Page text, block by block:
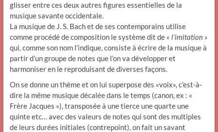
glisser entre ces deux autres figures essentielles de la
musique savante occidentale.
La musique de J. S. Bach et de ses contemporains utilise
comme procédé de composition le système dit de « l’imitation »
qui, comme son nom l’indique, consiste à écrire de la musique à
partir d’un groupe de notes que l’on va développer et
harmoniser en le reproduisant de diverses façons.
On se donne un thème et on lui superpose des «voix», c’est-à-
dire la même musique décalée dans le temps (canon, ex : «
Frère Jacques »), transposée à une tierce une quarte une
quinte etc… avec des valeurs de notes qui sont des multiples
de leurs durées initiales (contrepoint), on fait un savant